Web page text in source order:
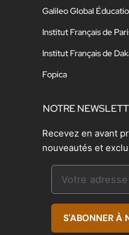
Galileo Global
Institut Français de
Institut Français de
Fopica
NOTRE
Recevez en avant
nouveautés et